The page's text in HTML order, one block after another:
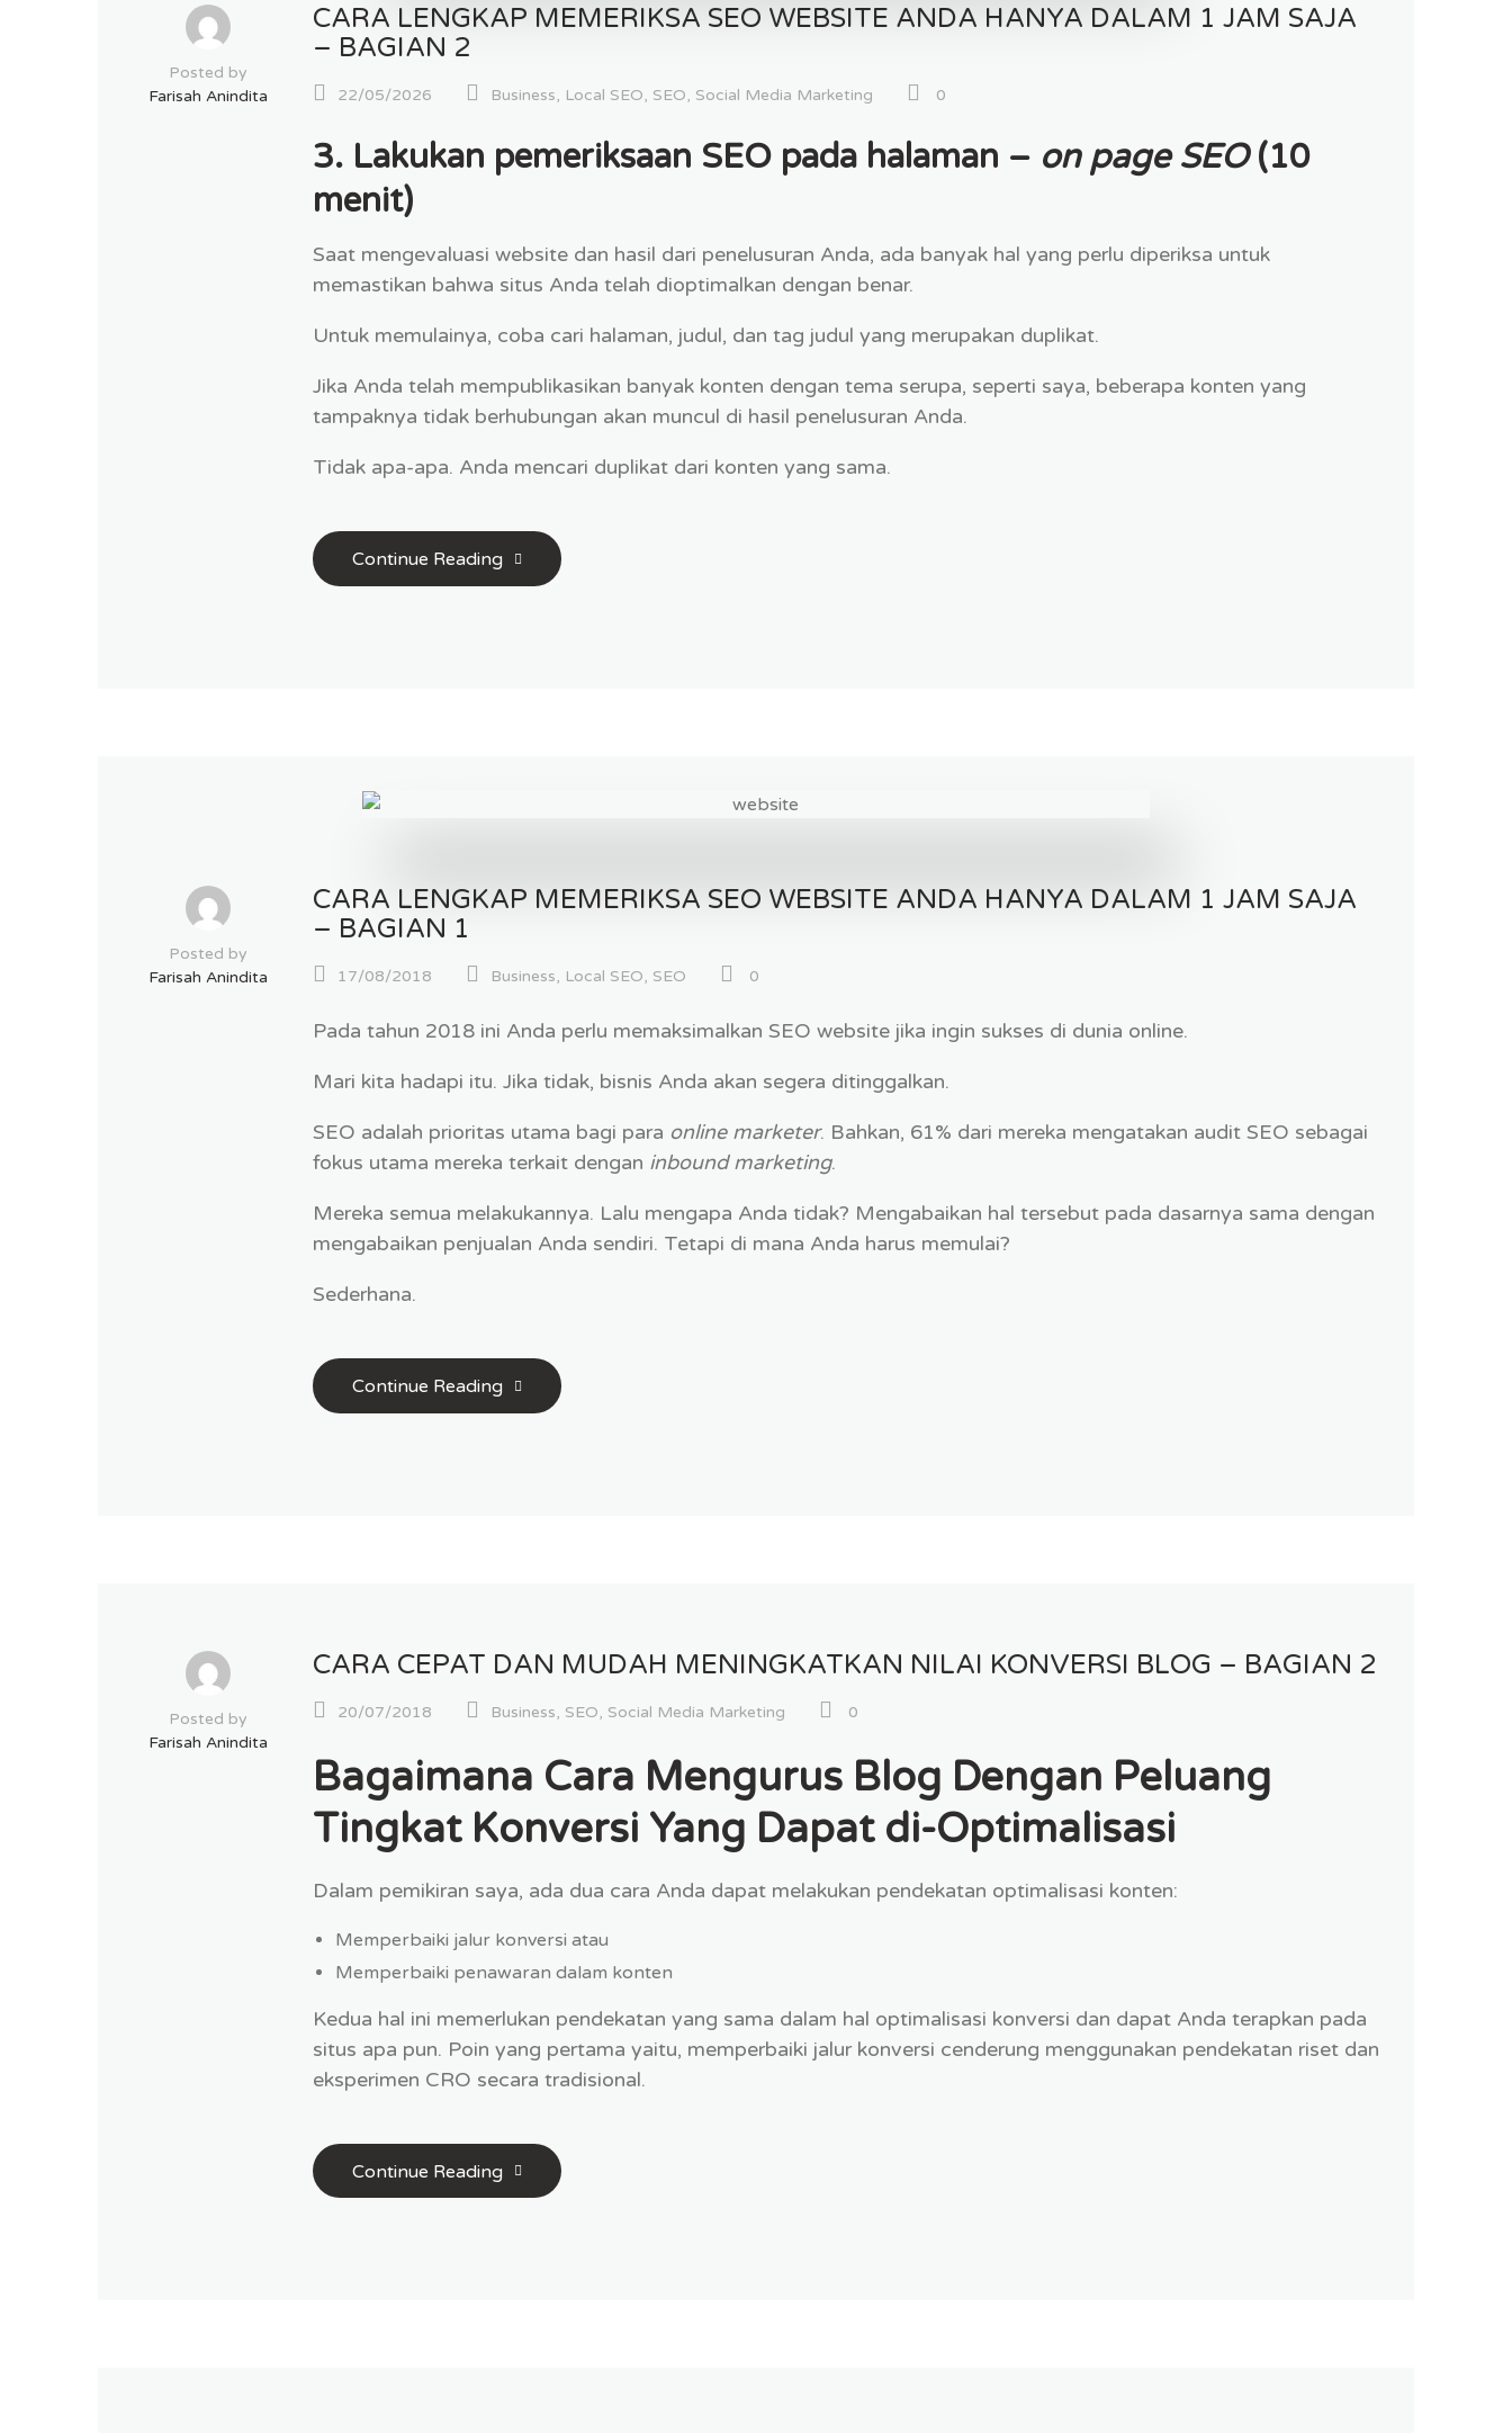
Posted by
Farisah Anindita
CARA LENGKAP MEMERIKSA SEO WEBSITE ANDA HANYA DALAM 1 JAM SAJA
– BAGIAN 2
22/05/2026 Business, Local SEO, SEO, Social Media Marketing 0
3. Lakukan pemeriksaan SEO pada halaman – on page SEO(10
menit)
Saat mengevaluasi website dan hasil dari penelusuran Anda, ada banyak hal yang perlu diperiksa untuk
memastikan bahwa situs Anda telah dioptimalkan dengan benar.
Untuk memulainya, coba cari halaman, judul, dan tag judul yang merupakan duplikat.
Jika Anda telah mempublikasikan banyak konten dengan tema serupa, seperti saya, beberapa konten yang
tampaknya tidak berhubungan akan muncul di hasil penelusuran Anda.
Tidak apa-apa. Anda mencari duplikat dari konten yang sama.
Continue Reading
Posted by
Farisah Anindita
CARA LENGKAP MEMERIKSA SEO WEBSITE ANDA HANYA DALAM 1 JAM SAJA
– BAGIAN 1
17/08/2018 Business, Local SEO, SEO 0
Pada tahun 2018 ini Anda perlu memaksimalkan SEO website jika ingin sukses di dunia online.
Mari kita hadapi itu. Jika tidak, bisnis Anda akan segera ditinggalkan.
SEO adalah prioritas utama bagi para online marketer. Bahkan, 61% dari mereka mengatakan audit SEO sebagai
fokus utama mereka terkait dengan inbound marketing.
Mereka semua melakukannya. Lalu mengapa Anda tidak? Mengabaikan hal tersebut pada dasarnya sama dengan
mengabaikan penjualan Anda sendiri. Tetapi di mana Anda harus memulai?
Sederhana.
Continue Reading
Posted by
Farisah Anindita
CARA CEPAT DAN MUDAH MENINGKATKAN NILAI KONVERSI BLOG – BAGIAN 2
20/07/2018 Business, SEO, Social Media Marketing 0
Bagaimana Cara Mengurus Blog Dengan Peluang
Tingkat Konversi Yang Dapat di-Optimalisasi
Dalam pemikiran saya, ada dua cara Anda dapat melakukan pendekatan optimalisasi konten:
Memperbaiki jalur konversi atau
Memperbaiki penawaran dalam konten
Kedua hal ini memerlukan pendekatan yang sama dalam hal optimalisasi konversi dan dapat Anda terapkan pada
situs apa pun. Poin yang pertama yaitu, memperbaiki jalur konversi cenderung menggunakan pendekatan riset dan
eksperimen CRO secara tradisional.
Continue Reading